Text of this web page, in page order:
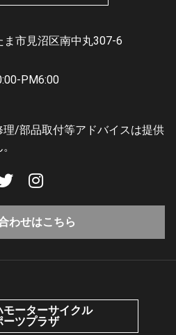
市見沼区南中丸307-6
PM6:00
/部品取付等アドバイスは提供
わせはこちら
モーターサイクル
ーツプラザ